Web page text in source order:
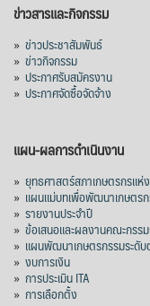
ข่าวสารและกิจกรรม
» ข่าวประชาสัมพันธ์
» ข่าวกิจกรรม
» ประกาศรับสมัครงาน
» ประกาศจัดซื้อจัดจ้าง
แผน-ผลการดำเนินงาน
» ยุทธศาสตร์สภาเกษตรกรแห่
» แผนแม่บทเพื่อพัฒนาเกษตร
» รายงานประจำปี
» ข้อเสนอและผลงานคณะกรร
» แผนพัฒนาเกษตรกรรมระดั
» งบการเงิน
» การประเมิน ITA
» การเลือกตั้ง